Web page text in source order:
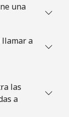
una
llamar a
las
a